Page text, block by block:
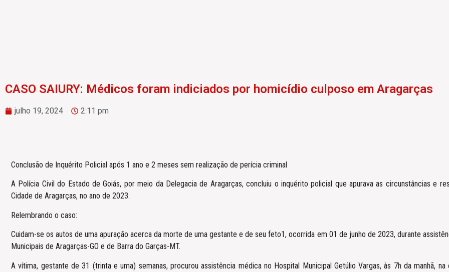
CASO SAIURY: Médicos foram indiciados por homicídio culposo em Aragarças
julho 19, 2024 2:11 pm
Conclusão de Inquérito Policial após 1 ano e 2 meses sem realização de perícia criminal
A Polícia Civil do Estado de Goiás, por meio da Delegacia de Aragarças, concluiu o inquérito policial que apurava as circunstâncias e
Cidade de Aragarças, no ano de 2023.
Relembrando o caso:
Cuidam-se os autos de uma apuração acerca da morte de uma gestante e de seu feto1, ocorrida em 01 de junho de 2023, durante
Municipais de Aragarças-GO e de Barra do Garças-MT.
A vítima, gestante de 31 (trinta e uma) semanas, procurou assistência médica no Hospital Municipal Getúlio Vargas, às 7h da manhã,